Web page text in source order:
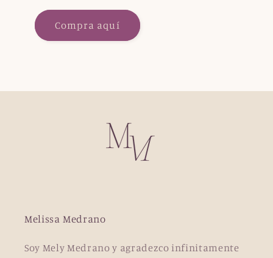
Compra aquí
Melissa Medrano
Soy Mely Medrano y agradezco infinitamente